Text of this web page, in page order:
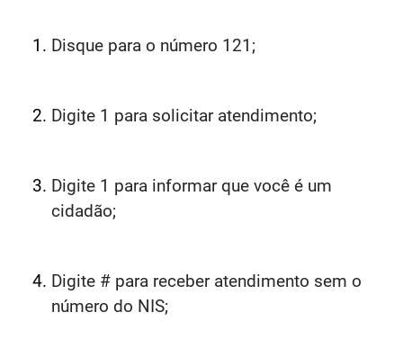
Disque para o número 121;
Digite 1 para solicitar atendimento;
Digite 1 para informar que você é um
cidadão;
Digite # para receber atendimento sem o
número do NIS;